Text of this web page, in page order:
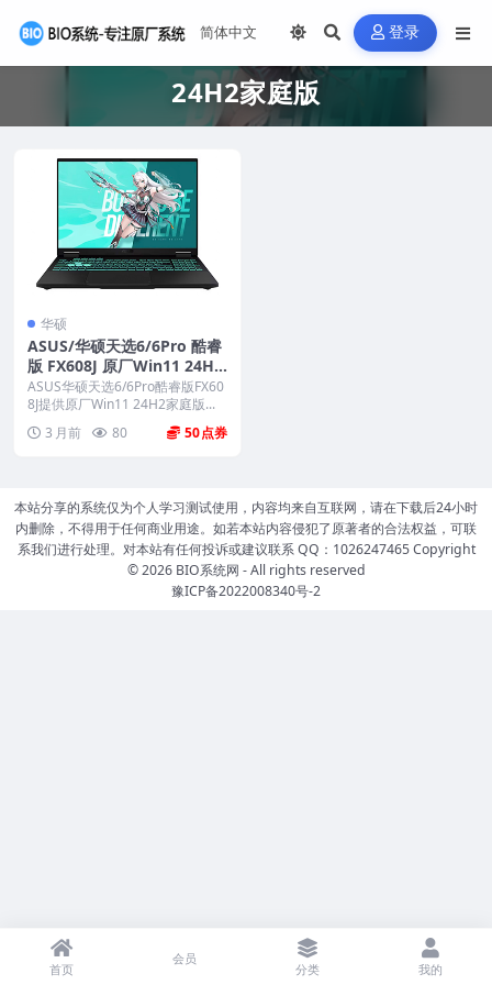
登录
24H2家庭版
华硕
ASUS/华硕天选6/6Pro 酷睿
版 FX608J 原厂Win11 24H2
家庭版系统 非工厂模式 无AS
USRecovey恢复功能
ASUS华硕天选6/6Pro酷睿版FX60
8J提供原厂Win11 24H2家庭版...
3 月前
80 50
本站分享的系统仅为个人学习测试使用，内容均来自互联网，请在下载后24小时
内删除，不得用于任何商业用途。如若本站内容侵犯了原著者的合法权益，可联
系我们进行处理。对本站有任何投诉或建议联系 QQ：1026247465 Copyright
© 2026 BIO系统网 - All rights reserved
豫ICP备2022008340号-2
首页
会员
分类 我的